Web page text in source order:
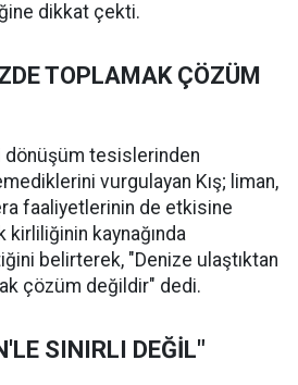
dikkat çekti.
TOPLAMAK ÇÖZÜM
dönüşüm tesislerinden
vurgulayan Kış; liman,
faaliyetlerinin de etkisine
kirliliğinin kaynağında
belirterek, "Denize ulaştıktan
çözüm değildir" dedi.
SINIRLI DEĞİL"